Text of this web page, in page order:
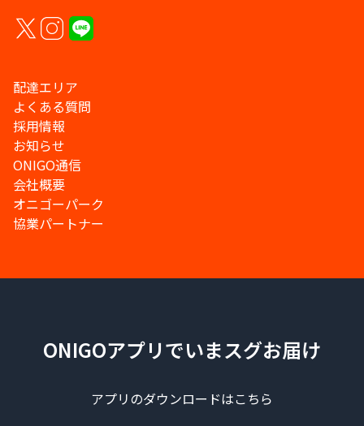
配達エリア
よくある質問
採用情報
お知らせ
ONIGO通信
会社概要
オニゴーパーク
協業パートナー
ONIGOアプリでいまスグお届け
アプリのダウンロードはこちら